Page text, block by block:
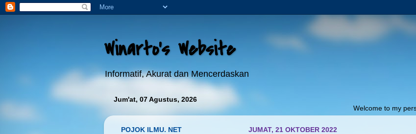
Winarto's Website
Informatif, Akurat dan Mencerdaskan
Jum'at, 07 Agustus, 2026
Welcome to my personal website:"
JUMAT, 21 OKTOBER 2022
POJOK ILMU. NET